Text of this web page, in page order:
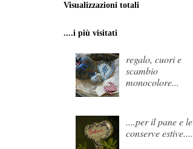
Visualizzazioni totali
....i più visitati
regalo, cuori e
scambio
monocolore...
....per il pane e le
conserve estive....